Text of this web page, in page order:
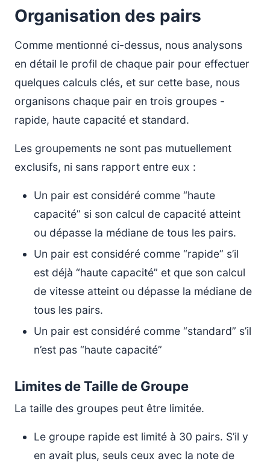
Organisation des pairs
Comme mentionné ci-dessus, nous analysons
en détail le profil de chaque pair pour effectuer
quelques calculs clés, et sur cette base, nous
organisons chaque pair en trois groupes -
rapide, haute capacité et standard.
Les groupements ne sont pas mutuellement
exclusifs, ni sans rapport entre eux :
Un pair est considéré comme “haute
capacité” si son calcul de capacité atteint
ou dépasse la médiane de tous les pairs.
Un pair est considéré comme “rapide” s’il
est déjà “haute capacité” et que son calcul
de vitesse atteint ou dépasse la médiane de
tous les pairs.
Un pair est considéré comme “standard” s’il
n’est pas “haute capacité”
Limites de Taille de Groupe
La taille des groupes peut être limitée.
Le groupe rapide est limité à 30 pairs. S’il y
en avait plus, seuls ceux avec la note de